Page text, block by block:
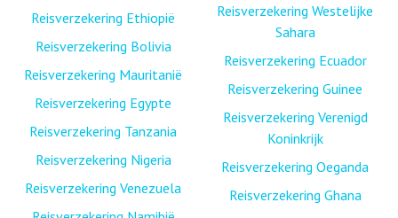
Reisverzekering Ethiopië
Reisverzekering Bolivia
Reisverzekering Mauritanië
Reisverzekering Egypte
Reisverzekering Tanzania
Reisverzekering Nigeria
Reisverzekering Venezuela
Reisverzekering Westelijke
Sahara
Reisverzekering Ecuador
Reisverzekering Guinee
Reisverzekering Verenigd
Koninkrijk
Reisverzekering Oeganda
Reisverzekering Ghana